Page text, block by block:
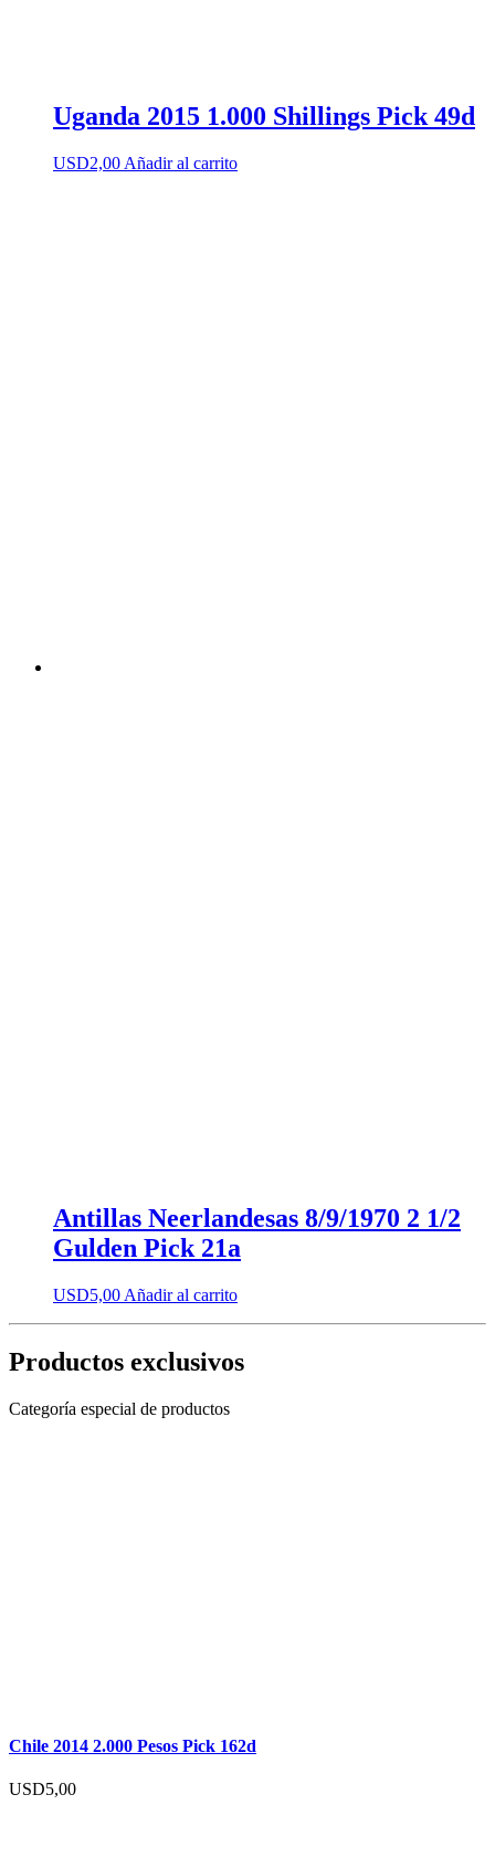
Uganda 2015 1.000 Shillings Pick 49d
USD2,00 Añadir al carrito
Antillas Neerlandesas 8/9/1970 2 1/2
Gulden Pick 21a
USD5,00 Añadir al carrito
Productos exclusivos
Categoría especial de productos
Chile 2014 2.000 Pesos Pick 162d
USD5,00